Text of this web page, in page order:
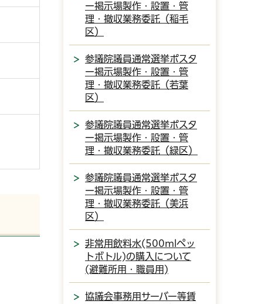
ー掲示場製作・設置・管
理・撤収業務委託（稲毛
区）
参議院議員通常選挙ポスタ
ー掲示場製作・設置・管
理・撤収業務委託（若葉
区）
参議院議員通常選挙ポスタ
ー掲示場製作・設置・管
理・撤収業務委託（緑区）
参議院議員通常選挙ポスタ
ー掲示場製作・設置・管
理・撤収業務委託（美浜
区）
非常用飲料水(500mlペッ
トボトル)の購入について
(避難所用・職員用)
協議会事務用サーバー等賃